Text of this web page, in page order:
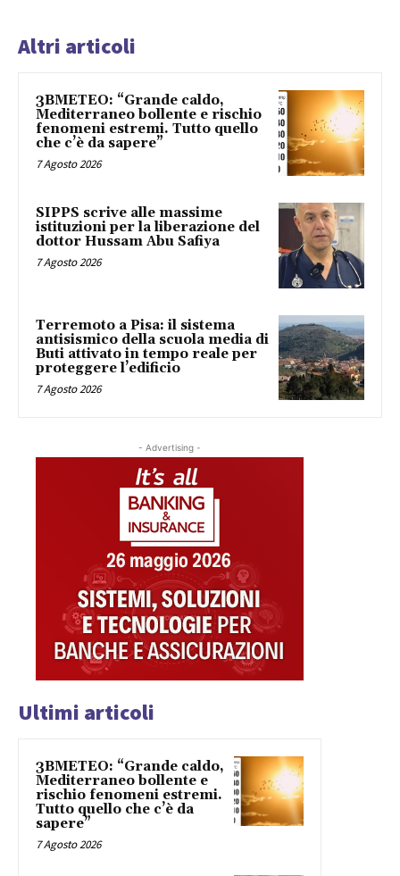
Altri articoli
3BMETEO: “Grande caldo,
Mediterraneo bollente e rischio
fenomeni estremi. Tutto quello
che c’è da sapere”
7 Agosto 2026
SIPPS scrive alle massime
istituzioni per la liberazione del
dottor Hussam Abu Safiya
7 Agosto 2026
Terremoto a Pisa: il sistema
antisismico della scuola media di
Buti attivato in tempo reale per
proteggere l’edificio
7 Agosto 2026
- Advertising -
Ultimi articoli
3BMETEO: “Grande caldo,
Mediterraneo bollente e
rischio fenomeni estremi.
Tutto quello che c’è da
sapere”
7 Agosto 2026